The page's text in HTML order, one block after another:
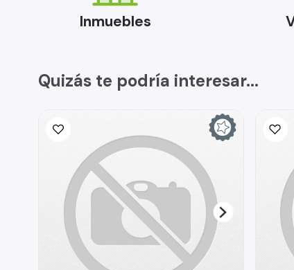
Inmuebles
Quizás te podría interesar...